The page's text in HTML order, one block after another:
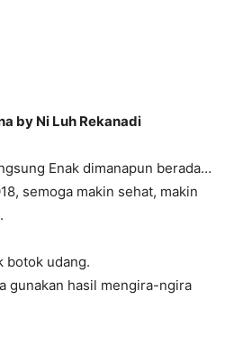
by Ni Luh Rekanadi
Enak dimanapun berada…
semoga makin sehat, makin
botok udang.
gunakan hasil mengira-ngira